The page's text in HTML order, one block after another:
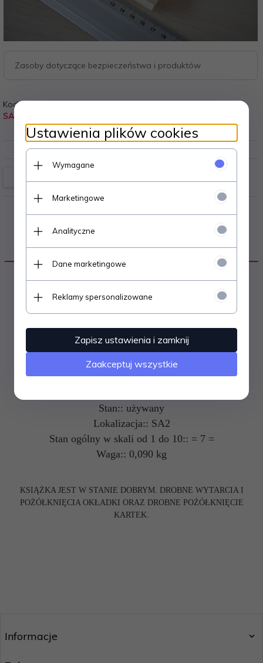
Zasoby dotyczące bezpieczeństwa i produktów
Kod:
SA2
Waga:
OPIS PRODUKTU
Autor:: Stanisław Kowalewski
Wydawnictwo:: Horyzonty
Rok wydania:: 1976
Wydanie:: pierwsze
Ilość stron:: 144
Okładka:: miękka
Stan:: używany
Lokalizacja:: SA2
Stan ogólny w skali od 1 do 10:: = 7 =
Waga:: 0,090 kg
KSIĄŻKA JEST W STANIE DOBRYM. DROBNE WYTARCIA I
POŻÓŁKNIĘCIA OKŁADKI ORAZ DROBNE POŻÓŁKNIĘCIE
KARTEK.
Informacje
Ustawienia plików cookies
Wymagane
Marketingowe
Analityczne
Dane marketingowe
Reklamy spersonalizowane
Zapisz ustawienia i zamknij
Zaakceptuj wszystkie